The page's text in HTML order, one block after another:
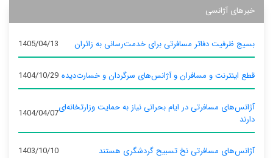
خبرهای آژانسی
بسیج ظرفیت دفاتر مسافرتی برای خدمت‌رسانی به زائران 1405/04/13
قطع اینترنت و مسافران و آژانس‌های سرگردان و خسارت‌دیده 1404/10/29
آژانس‌های مسافرتی در ایام بحرانی نیاز به حمایت وزارتخانه‌ای
دارند
1404/04/07
آژانس‌های مسافرتی نخ تسبیح گردشگری هستند 1403/10/10